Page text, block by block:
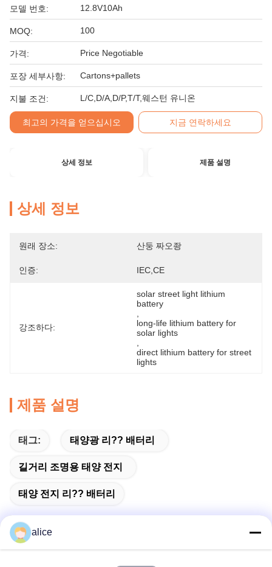
모델 번호: 12.8V10Ah
MOQ: 100
가격: Price Negotiable
포장 세부사항: Cartons+pallets
지불 조건: L/C,D/A,D/P,T/T,웨스턴 유니온
최고의 가격을 얻으십시오 지금 연락하세요
상세 정보 제품 설명
상세 정보
원래 장소: 산둥 짜오좡
인증: IEC,CE
강조하다:
solar street light lithium
battery
long-life lithium battery for
solar lights
direct lithium battery for street
lights
제품 설명
태그: 태양광 리?? 배터리
길거리 조명용 태양 전지
태양 전지 리?? 배터리
alice